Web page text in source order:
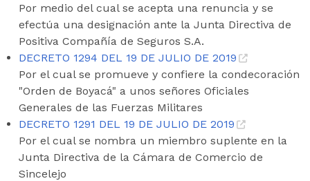
Por medio del cual se acepta una renuncia y se
efectúa una designación ante la Junta Directiva de
Positiva Compañía de Seguros S.A.
DECRETO 1294 DEL 19 DE JULIO DE 2019
Por el cual se promueve y confiere la condecoración
"Orden de Boyacá" a unos señores Oficiales
Generales de las Fuerzas Militares
DECRETO 1291 DEL 19 DE JULIO DE 2019
Por el cual se nombra un miembro suplente en la
Junta Directiva de la Cámara de Comercio de
Sincelejo